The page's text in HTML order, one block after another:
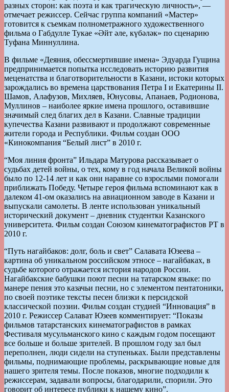
разных сторон: как поэта и как трагическую личность», —
отмечает режиссер. Сейчас группа компаний «Мастер»
готовится к съемкам полнометражного художественного
фильма о Габдулле Тукае «Әйт әле, күбәләк» по сценарию
Туфана Миннуллина.
В фильме «Деяния, обессмертившие имена» Эдуарда Гущина
предпринимается попытка исследовать историю развития
меценатства и благотворительности в Казани, истоки которых
зарождались во времена царствования Петра I и Екатерины II.
Шамов, Алафузов, Михляев, Юнусовы, Апанаев, Родионова,
Муллинов – наиболее яркие имена прошлого, оставившие
значимый след благих дел в Казани. Славные традиции
купечества Казани развивают и продолжают современные
жители города и Республики. Фильм создан ООО
«Кинокомпания “Белый лист” в 2010 г.
“Моя линия фронта” Ильдара Матурова рассказывает о
судьбах детей войны, о тех, кому в год начала Великой войны
было по 12-14 лет и как они наравне со взрослыми помогали
приближать Победу. Четыре героя фильма вспоминают как в
далеком 41-ом оказались на авиационном заводе в Казани и
выпускали самолеты. В ленте использован уникальный
исторический документ – дневник студентки Казанского
университета. Фильм создан Союзом кинематографистов РТ в
2010 г.
“Путь нагайбаков: долг, боль и свет” Салавата Юзеева –
картина об уникальном российском этносе – нагайбаках, в
судьбе которого отражается история народов России.
Нагайбакские бабушки поют песни на татарском языке: по
манере пения это казачьи песни, но с элементом пентатоники,
по своей поэтике тексты песен близки к персидской
классической поэзии. Фильм создан студией “Инновация” в
2010 г. Режиссер Салават Юзеев комментирует: “Показы
фильмов татарстанских кинематографистов в рамках
Фестиваля мусульманского кино с каждым годом посещают
все больше и больше зрителей. В прошлом году зал был
переполнен, люди сидели на ступеньках. Были представлены
фильмы, поднимающие проблемы, раскрывающие новые для
нашего зрителя темы. После показов, многие подходили к
режиссерам, задавали вопросы, благодарили, спорили. Это
говорит об интересе публики к нашему кино”.